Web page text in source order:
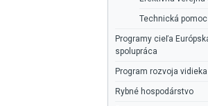
Technická pomoc
Programy cieľa
spolupráca
Program rozvoja vidieka
Rybné hospodárstvo